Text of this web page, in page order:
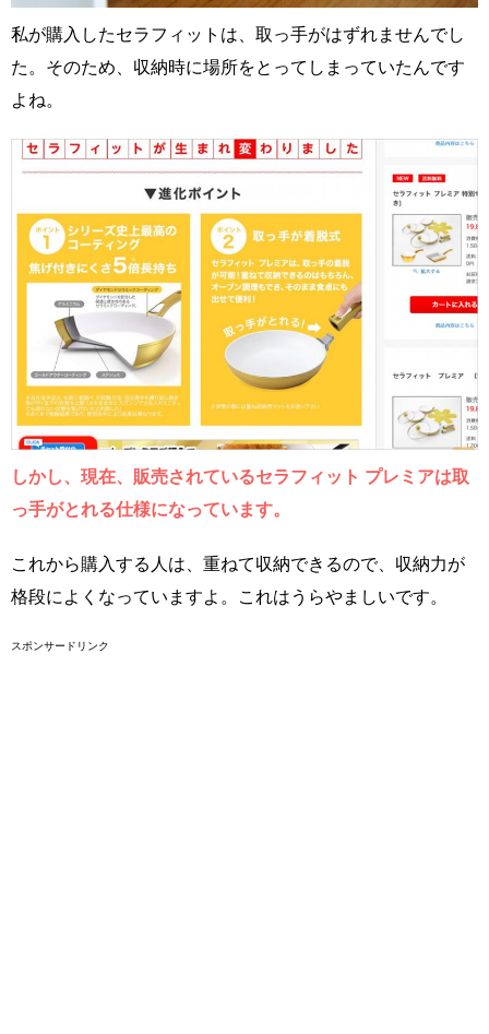
私が購入したセラフィットは、取っ手がはずれませんでし
た。そのため、収納時に場所をとってしまっていたんです
よね。
しかし、現在、販売されているセラフィット プレミアは取
っ手がとれる仕様になっています。
これから購入する人は、重ねて収納できるので、収納力が
格段によくなっていますよ。これはうらやましいです。
スポンサードリンク